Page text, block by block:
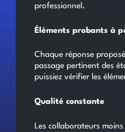
professionnel.
Éléments probants à
Chaque réponse
passage pertinent des
puissiez vérifier les
Qualité constante
Les collaborateurs